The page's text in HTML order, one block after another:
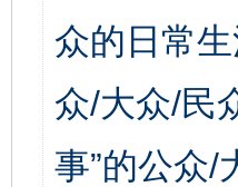
众的日常
众/大众/民
事”的公众/
完善运行机制助力责